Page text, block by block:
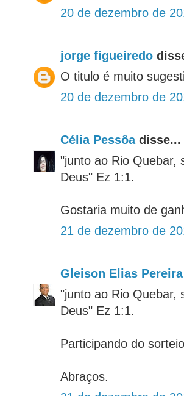
20 de dezembro de
jorge figueiredo
O titulo é muito
20 de dezembro de
Célia Pessôadisse...
"junto ao Rio Quebar,
Deus" Ez 1:1.
Gostaria muito de
21 de dezembro de
Gleison Elias Pereira
"junto ao Rio Quebar,
Deus" Ez 1:1.
Participando do
Abraços.